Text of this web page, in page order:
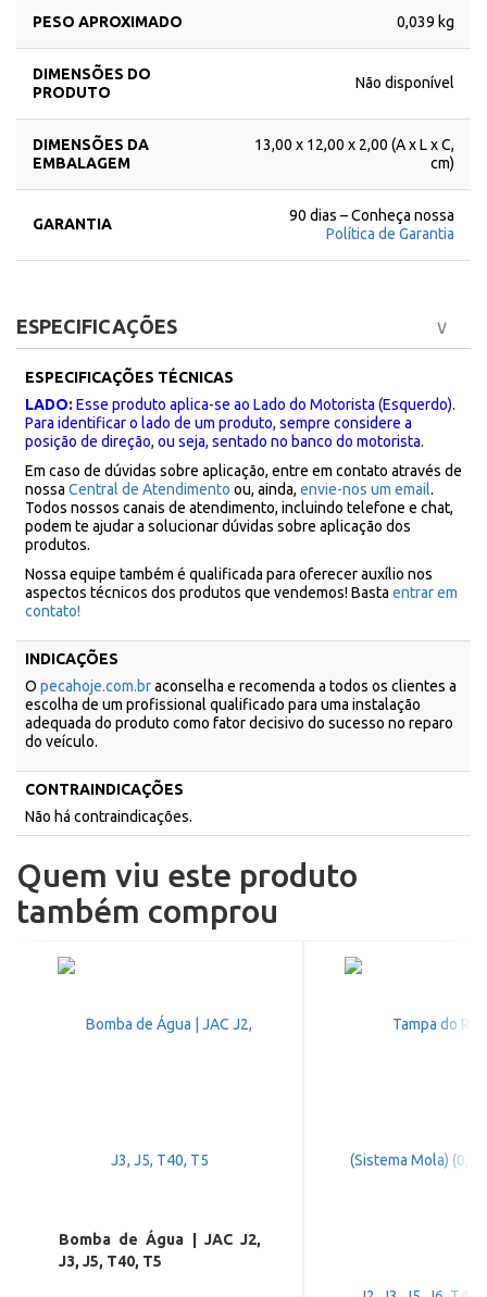
PESO APROXIMADO 0,039 kg
DIMENSÕES DO
PRODUTO
Não disponível
DIMENSÕES DA
EMBALAGEM
13,00 x 12,00 x 2,00 (A x L x C,
cm)
GARANTIA
90 dias – Conheça nossa
Política de Garantia
ESPECIFICAÇÕES
ESPECIFICAÇÕES TÉCNICAS
LADO: Esse produto aplica-se ao Lado do Motorista (Esquerdo).
Para identificar o lado de um produto, sempre considere a
posição de direção, ou seja, sentado no banco do motorista.
Em caso de dúvidas sobre aplicação, entre em contato através de
nossa Central de Atendimento ou, ainda, envie-nos um email.
Todos nossos canais de atendimento, incluindo telefone e chat,
podem te ajudar a solucionar dúvidas sobre aplicação dos
produtos.
Nossa equipe também é qualificada para oferecer auxílio nos
aspectos técnicos dos produtos que vendemos! Basta entrar em
contato!
INDICAÇÕES
O pecahoje.com.braconselha e recomenda a todos os clientes a
escolha de um profissional qualificado para uma instalação
adequada do produto como fator decisivo do sucesso no reparo
do veículo.
CONTRAINDICAÇÕES
Não há contraindicações.
Quem viu este produto
também comprou
Bomba de Água | JAC J2,
J3, J5, T40, T5